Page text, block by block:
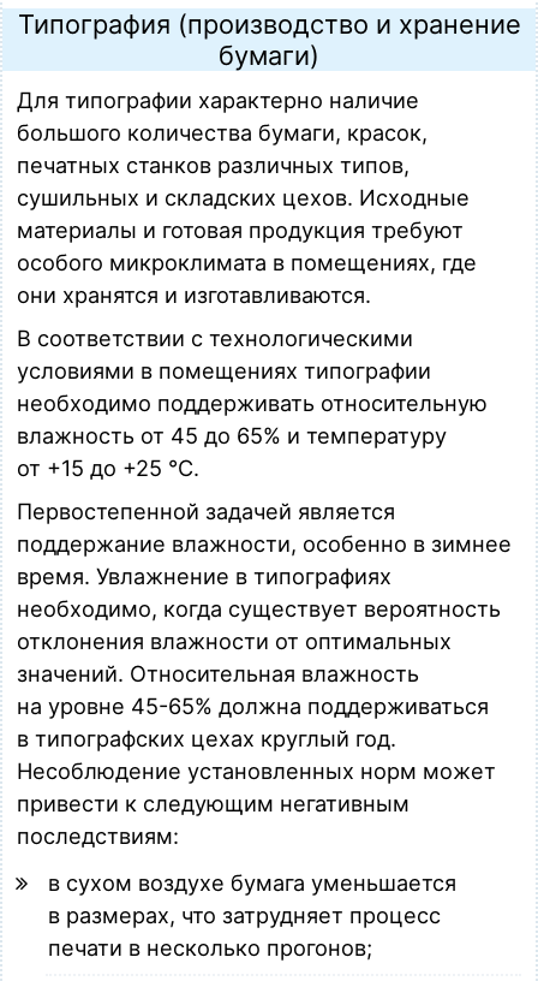
Типография (производство и хранение
бумаги)
Для типографии характерно наличие
большого количества бумаги, красок,
печатных станков различных типов,
сушильных и складских цехов. Исходные
материалы и готовая продукция требуют
особого микроклимата в помещениях, где
они хранятся и изготавливаются.
В соответствии с технологическими
условиями в помещениях типографии
необходимо поддерживать относительную
влажность от 45 до 65% и температуру
от +15 до +25 °С.
Первостепенной задачей является
поддержание влажности, особенно в зимнее
время. Увлажнение в типографиях
необходимо, когда существует вероятность
отклонения влажности от оптимальных
значений. Относительная влажность
на уровне 45-65% должна поддерживаться
в типографских цехах круглый год.
Несоблюдение установленных норм может
привести к следующим негативным
последствиям:
в сухом воздухе бумага уменьшается
в размерах, что затрудняет процесс
печати в несколько прогонов;